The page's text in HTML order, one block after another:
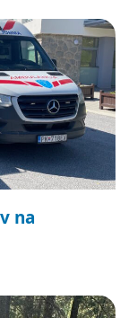
na